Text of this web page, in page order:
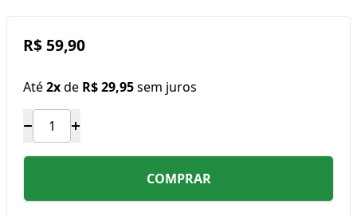
R$ 59,90
Até2xde R$ 29,95sem juros
COMPRAR